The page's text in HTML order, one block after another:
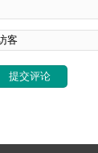
提交评论